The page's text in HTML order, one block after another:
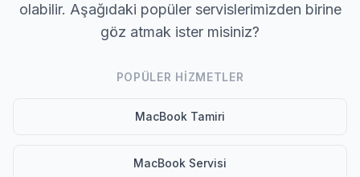
olabilir. Aşağıdaki popüler servislerimizden birine
göz atmak ister misiniz?
POPÜLER HIZMETLER
MacBook Tamiri
MacBook Servisi